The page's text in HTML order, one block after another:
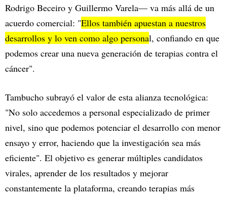
Rodrigo Beceiro y Guillermo Varela— va más allá de un
acuerdo comercial: "Ellos también apuestan a nuestros
desarrollos y lo ven como algo personal, confiando en que
podemos crear una nueva generación de terapias contra el
cáncer".
Tambucho subrayó el valor de esta alianza tecnológica:
"No solo accedemos a personal especializado de primer
nivel, sino que podemos potenciar el desarrollo con menor
ensayo y error, haciendo que la investigación sea más
eficiente". El objetivo es generar múltiples candidatos
virales, aprender de los resultados y mejorar
constantemente la plataforma, creando terapias más